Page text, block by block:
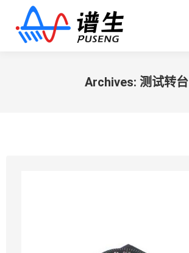
Archives: 测试转台